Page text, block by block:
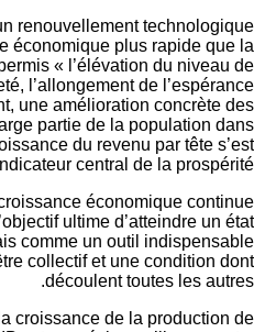
un renouvellement
économique plus rapide
a permis « l’élévation du
l’allongement de
une amélioration
large partie de la population
croissance du revenu par tête
indicateur central de la
la croissance économique
l’objectif ultime d’atteindre
mais comme un outil
être collectif et une condition
découlent toutes les
la croissance de la